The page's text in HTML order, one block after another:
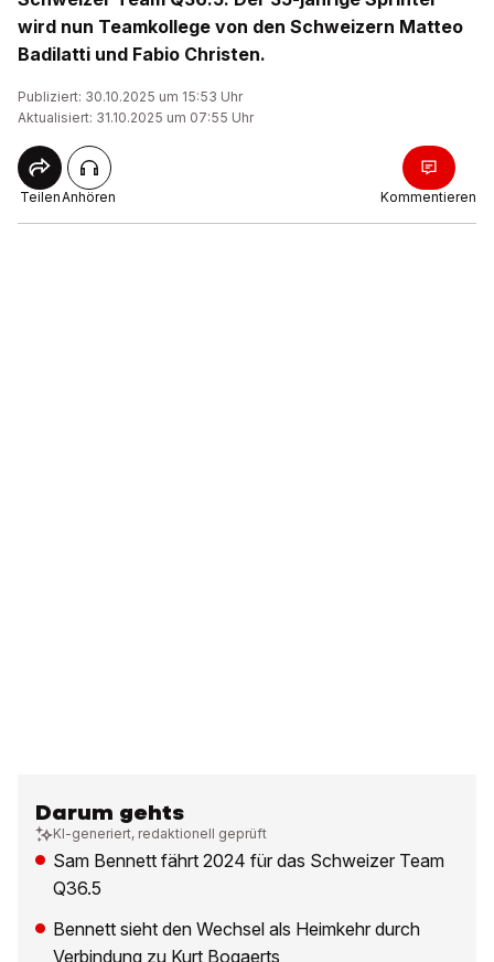
wird nun Teamkollege von den Schweizern Matteo
Badilatti und Fabio Christen.
Publiziert: 30.10.2025 um 15:53 Uhr
Aktualisiert: 31.10.2025 um 07:55 Uhr
TeilenAnhören Kommentieren
Darum gehts
KI-generiert, redaktionell geprüft
Sam Bennett fährt 2024 für das Schweizer Team
Q36.5
Bennett sieht den Wechsel als Heimkehr durch
Verbindung zu Kurt Bogaerts